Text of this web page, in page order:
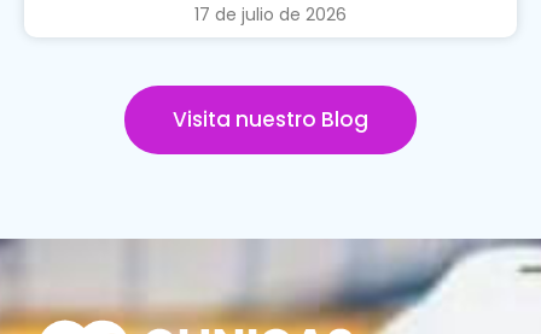
17 de julio de 2026
Visita nuestro Blog